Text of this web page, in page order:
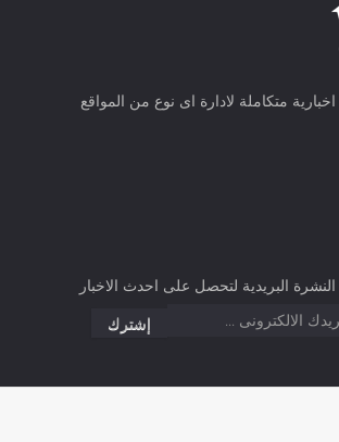
متكاملة لادارة اى نوع من المواقع
البريدية لتحصل على احدث الاخبار